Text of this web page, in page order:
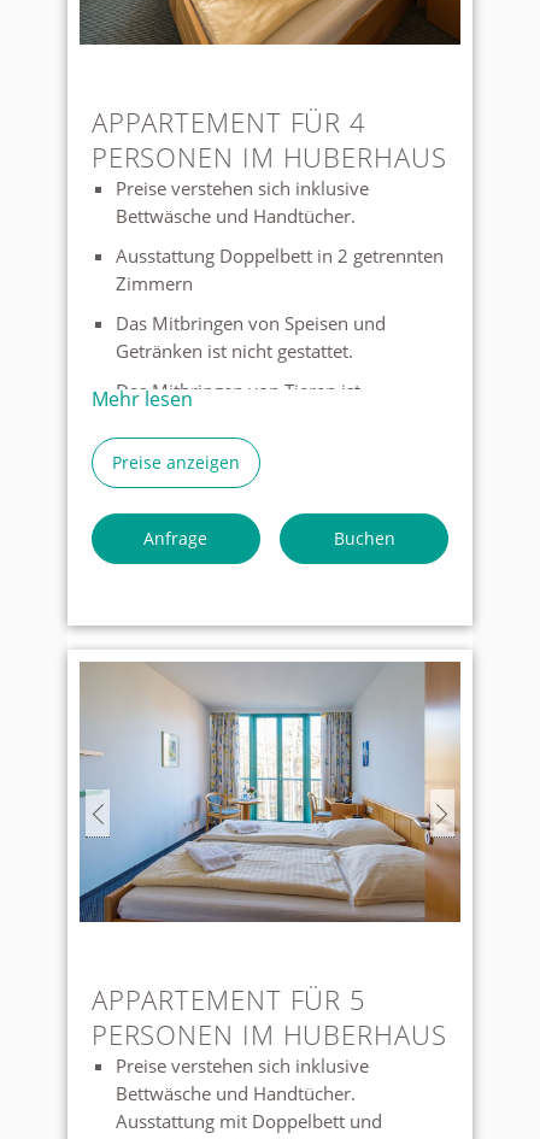
APPARTEMENT FÜR 4
PERSONEN IM HUBERHAUS
Preise verstehen sich inklusive
Bettwäsche und Handtücher.
Ausstattung Doppelbett in 2 getrennten
Zimmern
Das Mitbringen von Speisen und
Getränken ist nicht gestattet.
Das Mitbringen von Tieren ist
Ausnahmefällen nach Absprache
möglich.
Auf den Zimmern gibt es keinen TV,
allerdings im Aufenthaltsraum
bitte Kontakt mit uns auf. Wir haben
für diesen Fall besondere Rabatte.
Mehr lesen
Preise anzeigen
Anfrage Buchen
APPARTEMENT FÜR 5
PERSONEN IM HUBERHAUS
Preise verstehen sich inklusive
Bettwäsche und Handtücher.
Ausstattung mit Doppelbett und